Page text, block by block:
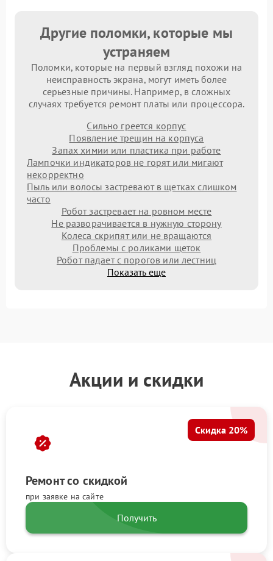
Другие поломки, которые мы
устраняем
Поломки, которые на первый взгляд похожи на
неисправность экрана, могут иметь более
серьезные причины. Например, в сложных
случаях требуется ремонт платы или процессора.
Сильно греется корпус
Появление трещин на корпуса
Запах химии или пластика при работе
Лампочки индикаторов не горят или мигают
некорректно
Пыль или волосы застревают в щетках слишком
часто
Робот застревает на ровном месте
Не разворачивается в нужную сторону
Колеса скрипят или не вращаются
Проблемы с роликами щеток
Робот падает с порогов или лестниц
Показать еще
Акции и скидки
Ремонт со скидкой
при заявке на сайте
Скидка 20%
Получить